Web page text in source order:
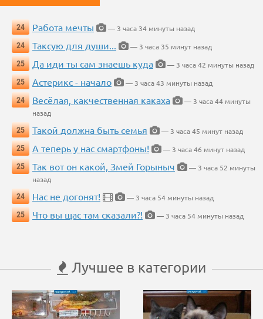
24 Работа мечты
— 3 часа 34 минуты назад
24
Таксую для души...
— 3 часа 35 минут назад
25
Да иди ты сам знаешь куда
— 3 часа 42 минуты назад
25
Астерикс - начало
— 3 часа 43 минуты назад
24
Весёлая, какчественная какаха
— 3 часа 44 минуты
назад
25
Такой должна быть семья
— 3 часа 45 минут назад
25
А теперь у нас смартфоны!
— 3 часа 46 минут назад
25
Так вот он какой, Змей Горыныч
— 3 часа 52 минуты
назад
24
Нас не догонят!
— 3 часа 54 минуты назад
25
Что вы щас там сказали?! — 3 часа 54 минуты назад
Лучшее в категории